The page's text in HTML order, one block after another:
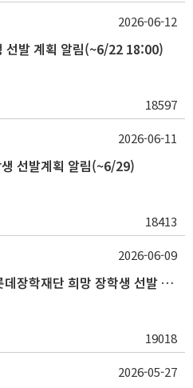
선발 계획 알림(~6/22 18:00)
18597
2026-06-12
선발계획 알림(~6/29)
18413
2026-06-11
★기한연장★2026-2학기 롯데장학재단 희망 장학생 선발 안내(~6/15
19018
2026-06-09
2026-05-27